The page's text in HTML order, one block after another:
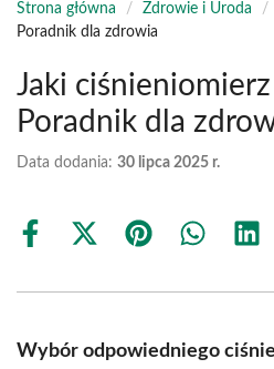
Strona główna / Zdrowie i Uroda /
Poradnik dla zdrowia
Jaki
Poradnik dla
Data dodania: 30 lipca 2025 r.
Share
Share
(Twitter)
Share Share
Wybór odpowiedniego